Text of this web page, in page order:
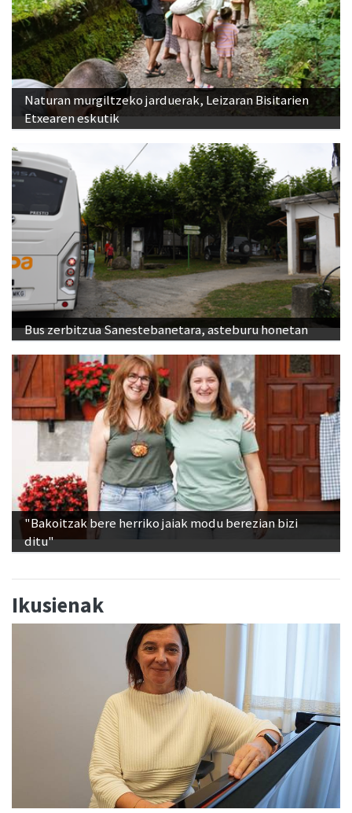
Naturan murgiltzeko jarduerak, Leizaran Bisitarien
Etxearen eskutik
Bus zerbitzua Sanestebanetara, asteburu honetan
"Bakoitzak bere herriko jaiak modu berezian bizi
ditu"
Ikusienak